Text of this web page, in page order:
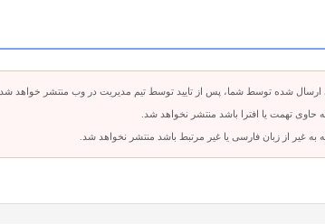
ارسال شده توسط شما، پس از تایید توسط تیم مدیریت در وب منتشر خواهد شد.
حاوی تهمت یا افترا باشد منتشر نخواهد شد.
به غیر از زبان فارسی یا غیر مرتبط باشد منتشر نخواهد شد.